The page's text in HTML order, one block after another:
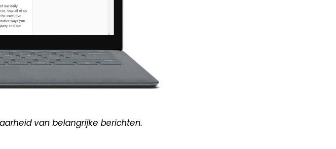
van belangrijke berichten.